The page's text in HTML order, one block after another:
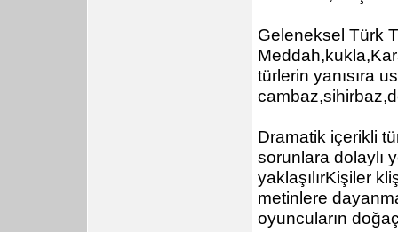
Geleneksel Türk
türlerin yanısıra
Dramatik içerikli
sorunlara dolaylı
yaklaşılırKişiler
metinlere
oyuncuların